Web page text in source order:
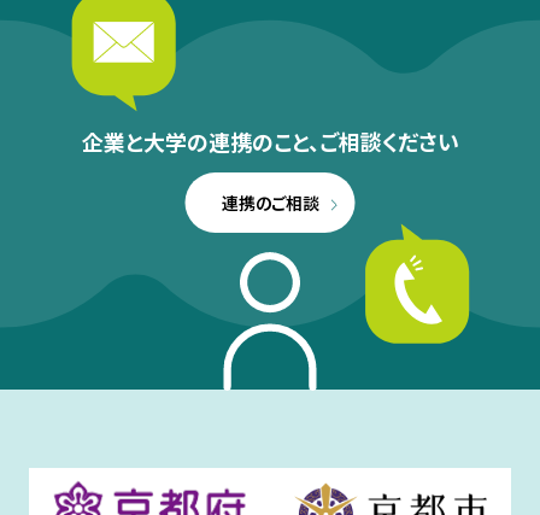
企業と大学の連携のこと、ご相談ください
連携のご相談